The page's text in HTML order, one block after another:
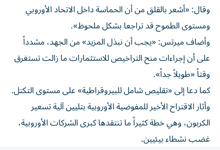
وقال: «أشعر بالقلق من أن الحماسة داخل الاتحاد الأوروبي
ومستوى الطموح قد تراجعا بشكل ملحوظ».
وأضاف ميرتس: «يجب أن نبذل المزيد» من الجهد، مشدداً
على أن إجراءات منح التراخيص للاستثمارات ما زالت تستغرق
وقتاً «طويلاً جداً».
كما دعا إلى «تقليص شامل للبيروقراطية» على مستوى التكتل.
وأثار الاقتراح الأخير للمفوضية الأوروبية بتليين آلية تسعير
الكربون، وهي خطة كثيراً ما تنتقدها كبرى الشركات الأوروبية،
غضب نشطاء بيئيين.